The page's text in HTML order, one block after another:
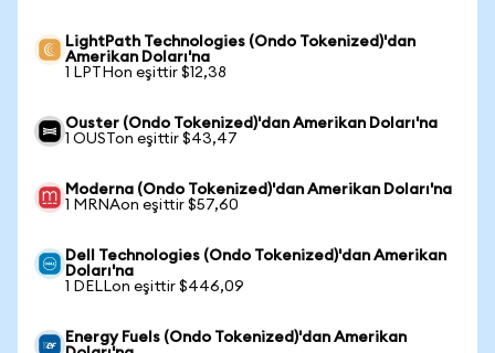
LightPath Technologies (Ondo Tokenized)'dan
Amerikan Doları'na
1 LPTHon eşittir $12,38
Ouster (Ondo Tokenized)'dan Amerikan Doları'na
1 OUSTon eşittir $43,47
Moderna (Ondo Tokenized)'dan Amerikan Doları'na
1 MRNAon eşittir $57,60
Dell Technologies (Ondo Tokenized)'dan Amerikan
Doları'na
1 DELLon eşittir $446,09
Energy Fuels (Ondo Tokenized)'dan Amerikan